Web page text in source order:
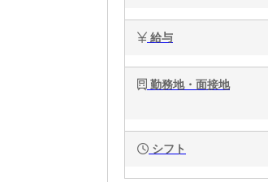
給与
勤務地・面接地
シフト